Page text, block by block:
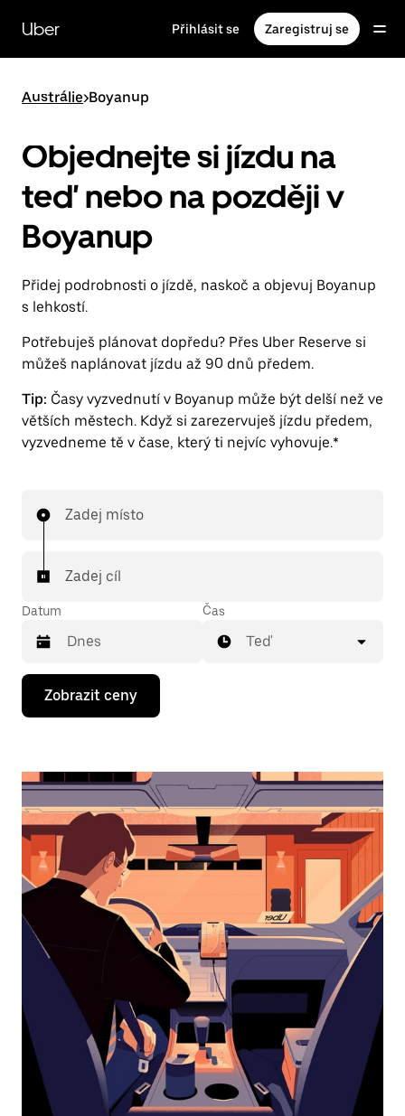
hlavní
obsah
Uber Přihlásit se Zaregistruj se
Austrálie>Boyanup
Objednejte si jízdu na
teď nebo na později v
Boyanup
Přidej podrobnosti o jízdě, naskoč a objevuj Boyanup
s lehkostí.
Potřebuješ plánovat dopředu? Přes Uber Reserve si
můžeš naplánovat jízdu až 90 dnů předem.
Tip: Časy vyzvednutí v Boyanup může být delší než ve
větších městech. Když si zarezervuješ jízdu předem,
vyzvedneme tě v čase, který ti nejvíc vyhovuje.*
Zadej místo
Zadej cíl
Datum
Stisknutím
klávesy
se
kalendář
vybrat
datum.
Stisknutím
klávesy
Esc
zavřeš
kalendář.
Čas
Teď
Zobrazit ceny